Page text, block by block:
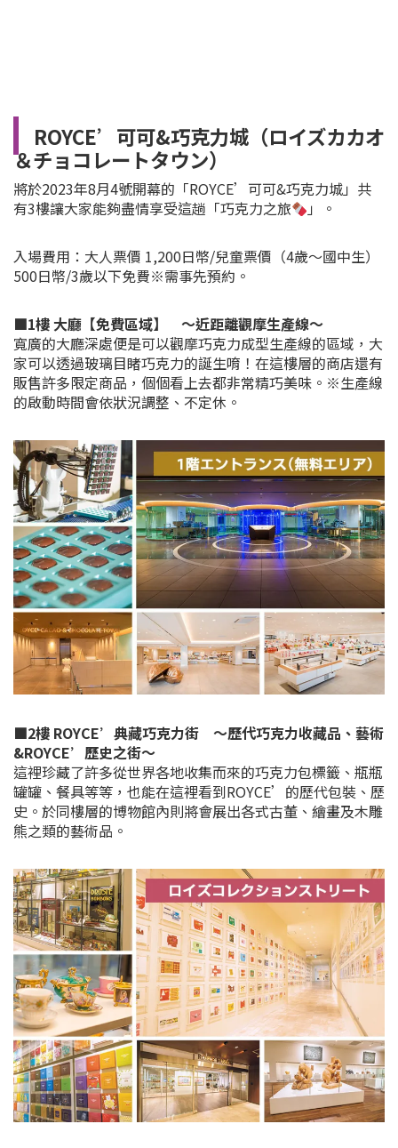
ROYCE’可可&巧克力城（ロイズカカオ
＆チョコレートタウン）
將於2023年8月4號開幕的「ROYCE’可可&巧克力城」共
有3樓讓大家能夠盡情享受這趟「巧克力之旅
」。
入場費用：大人票價 1,200日幣/兒童票價（4歲～國中生）
500日幣/3歲以下免費※需事先預約。
■1樓 大廳【免費區域】 ～近距離觀摩生產線～
寬廣的大廳深處便是可以觀摩巧克力成型生產線的區域，大
家可以透過玻璃目睹巧克力的誕生唷！在這樓層的商店還有
販售許多限定商品，個個看上去都非常精巧美味。※生產線
的啟動時間會依狀況調整、不定休。
■2樓 ROYCE’典藏巧克力街 ～歷代巧克力收藏品、藝術
&ROYCE’歷史之街～
這裡珍藏了許多從世界各地收集而來的巧克力包標籤、瓶瓶
罐罐、餐具等等，也能在這裡看到ROYCE’的歷代包裝、歷
史。於同樓層的博物館內則將會展出各式古董、繪畫及木雕
熊之類的藝術品。